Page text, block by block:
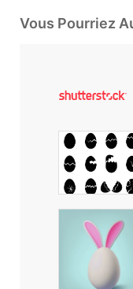
Vous Pourriez